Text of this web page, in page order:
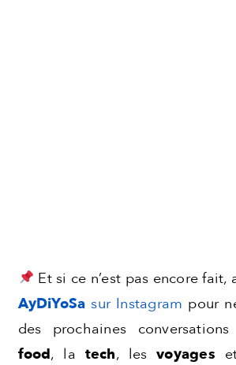
Et si ce n’est pas encore fait,
AyDiYoSa sur Instagram pour
des prochaines
food, la tech, lesvoyages